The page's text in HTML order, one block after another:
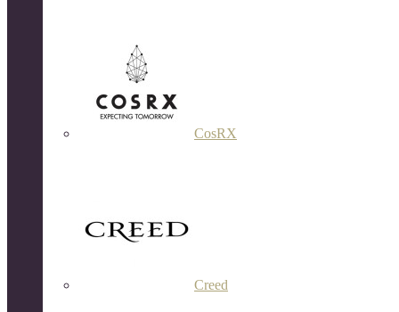
CosRX
Creed